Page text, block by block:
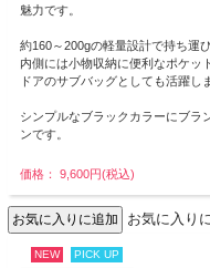
魅力です。
約160～200gの軽量設計で持ち運
内側には小物収納に便利なポケッ
ドアのサブバッグとしても活躍し
シンプルなブラックカラーにブラ
ンです。
価格： 9,600円(税込)
お気に入り
NEW PICK UP